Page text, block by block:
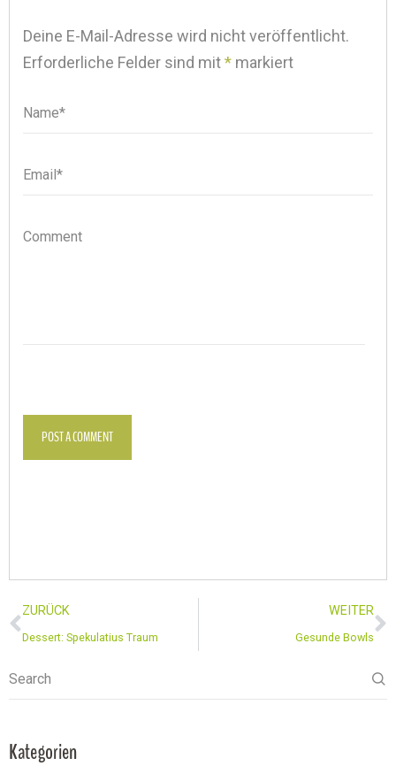
Deine E-Mail-Adresse wird nicht veröffentlicht.
Erforderliche Felder sind mit* markiert
Name*
Name
Email*
Email
Comment
POST A COMMENT
ZURÜCK
Dessert: Spekulatius Traum
WEITER
Gesunde Bowls
Search
Kategorien